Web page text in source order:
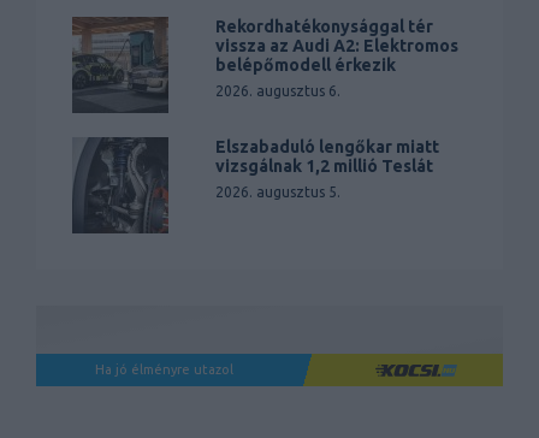
Rekordhatékonysággal tér
vissza az Audi A2: Elektromos
belépőmodell érkezik
2026. augusztus 6.
Elszabaduló lengőkar miatt
vizsgálnak 1,2 millió Teslát
2026. augusztus 5.
Ha jó élményre utazol